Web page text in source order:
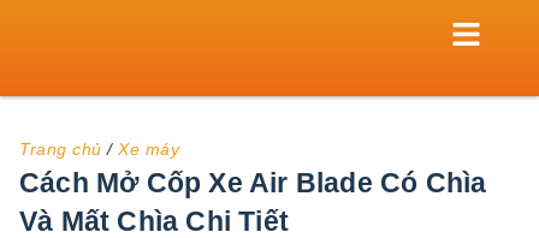
Trang chủ / Xe máy
Cách Mở Cốp Xe Air Blade Có Chìa
Và Mất Chìa Chi Tiết